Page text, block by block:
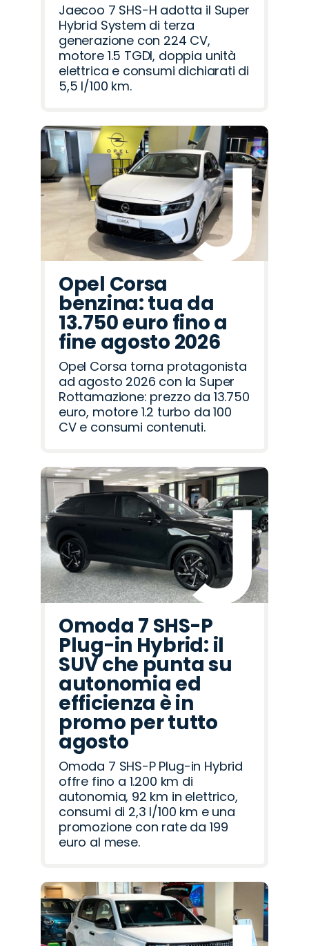
Jaecoo 7 SHS-H adotta il Super
Hybrid System di terza
generazione con 224 CV,
motore 1.5 TGDI, doppia unità
elettrica e consumi dichiarati di
5,5 l/100 km.
Opel Corsa
benzina: tua da
13.750 euro fino a
fine agosto 2026
Opel Corsa torna protagonista
ad agosto 2026 con la Super
Rottamazione: prezzo da 13.750
euro, motore 1.2 turbo da 100
CV e consumi contenuti.
Omoda 7 SHS-P
Plug-in Hybrid: il
SUV che punta su
autonomia ed
efficienza è in
promo per tutto
agosto
Omoda 7 SHS-P Plug-in Hybrid
offre fino a 1.200 km di
autonomia, 92 km in elettrico,
consumi di 2,3 l/100 km e una
promozione con rate da 199
euro al mese.